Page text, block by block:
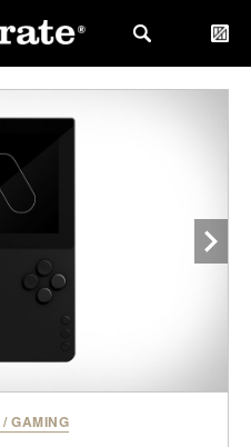
/GAMING